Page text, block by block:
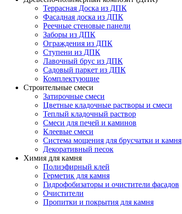
Террасная Доска из ДПК
Фасадная доска из ДПК
Реечные стеновые панели
Заборы из ДПК
Ограждения из ДПК
Ступени из ДПК
Лавочный брус из ДПК
Садовый паркет из ДПК
Комплектующие
Строительные смеси
Затирочные смеси
Цветные кладочные растворы и смеси
Теплый кладочный раствор
Смеси для печей и каминов
Клеевые смеси
Система мощения для брусчатки и камня
Декоративный песок
Химия для камня
Полиэфирный клей
Герметик для камня
Гидрофобизаторы и очистители фасадов
Очистители
Пропитки и покрытия для камня